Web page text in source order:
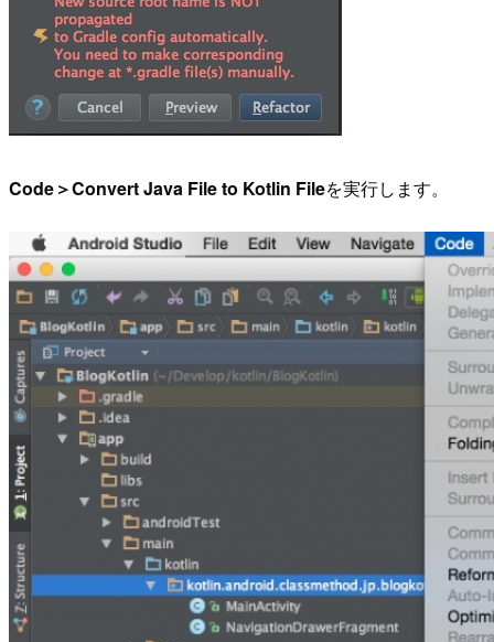
Code＞Convert Java File to Kotlin Fileを実行します。